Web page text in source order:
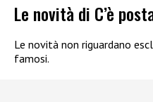
Le novità di C’è
Le novità non riguardano
famosi.